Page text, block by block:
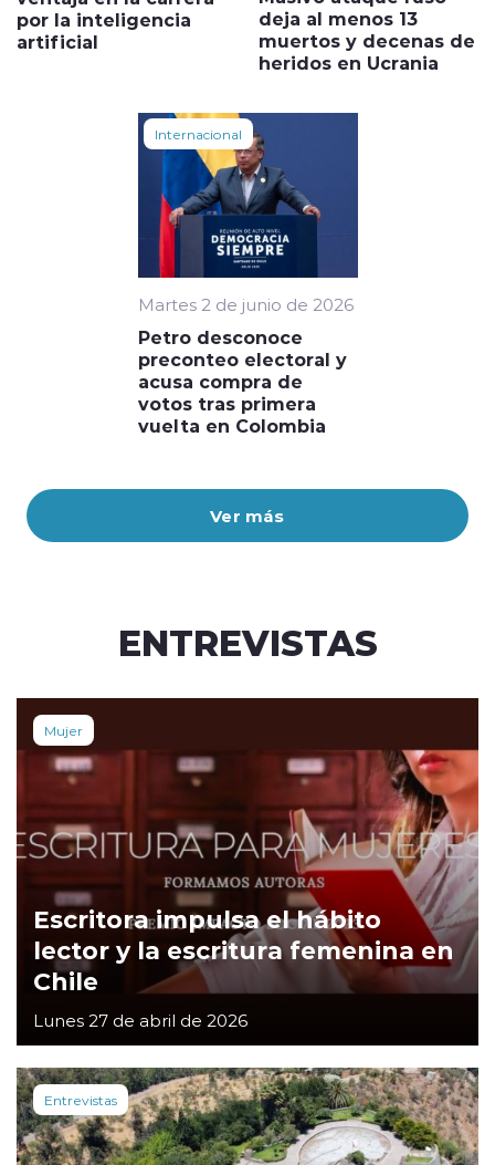
Ver más
por la inteligencia
artificial
deja al menos 13
muertos y decenas de
heridos en Ucrania
Internacional
Martes 2 de junio de 2026
Petro desconoce
preconteo electoral y
acusa compra de
votos tras primera
vuelta en Colombia
ENTREVISTAS
Mujer
Escritora impulsa el hábito
lector y la escritura femenina en
Chile
Lunes 27 de abril de 2026
Entrevistas